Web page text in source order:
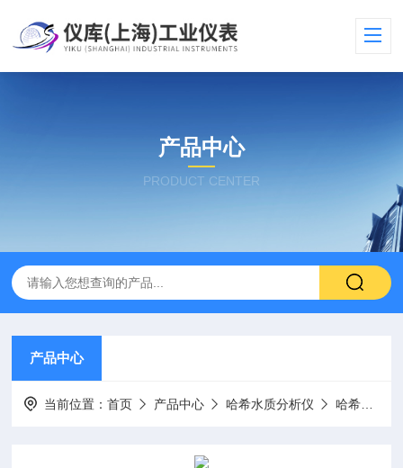
产品中心
PRODUCT CENTER
产品中心
当前位置：首页 产品中心 哈希水质分析仪 哈希BOD测定仪